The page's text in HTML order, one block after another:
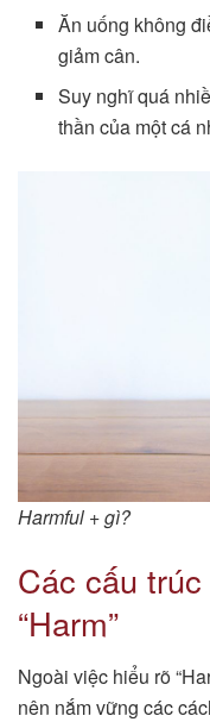
Ăn uống không
giảm cân.
Suy nghĩ quá
thần của một cá
Harmful + gì?
Các cấu
“Harm”
Ngoài việc hiểu rõ
nên nắm vững các